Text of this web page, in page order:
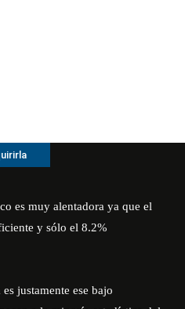
es muy alentadora ya que el
y sólo el 8.2%
justamente ese bajo